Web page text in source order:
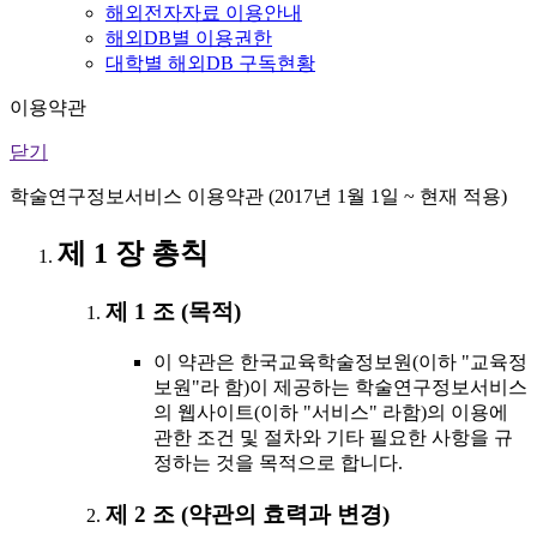
해외전자자료 이용안내
해외DB별 이용권한
대학별 해외DB 구독현황
이용약관
닫기
학술연구정보서비스 이용약관 (2017년 1월 1일 ~ 현재 적용)
제 1 장 총칙
제 1 조 (목적)
이 약관은 한국교육학술정보원(이하 "교육정
보원"라 함)이 제공하는 학술연구정보서비스
의 웹사이트(이하 "서비스" 라함)의 이용에
관한 조건 및 절차와 기타 필요한 사항을 규
정하는 것을 목적으로 합니다.
제 2 조 (약관의 효력과 변경)